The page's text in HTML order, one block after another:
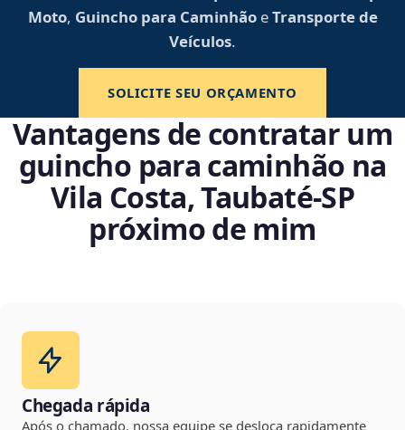
Moto, Guincho para CaminhãoeTransporte de
Veículos.
SOLICITE SEU ORÇAMENTO
Vantagens de contratar um
guincho para caminhão na
Vila Costa, Taubaté‑SP
próximo de mim
Chegada rápida
Após o chamado, nossa equipe se desloca rapidamente